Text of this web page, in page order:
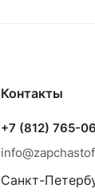
Контакты
+7 (812) 765-
Санкт-